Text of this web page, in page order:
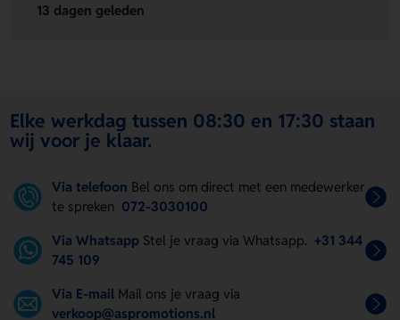
13 dagen geleden
Elke werkdag tussen 08:30 en 17:30 staan
wij voor je klaar.
Via telefoon Bel ons om direct met een medewerker
te spreken 072-3030100
Via Whatsapp Stel je vraag via Whatsapp. +31 344
745 109
Via E-mail Mail ons je vraag via
verkoop@aspromotions.nl